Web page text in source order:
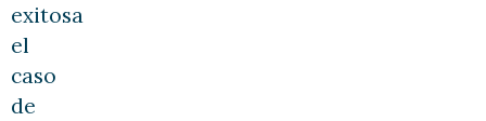
exitosa
el
caso
de